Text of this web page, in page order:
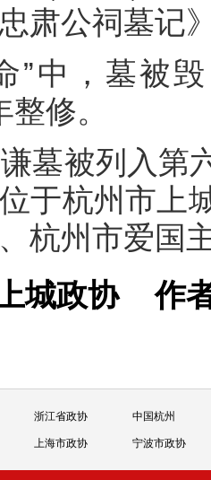
肃公祠墓记
”中，墓被
修。
墓被列入第
于杭州市上
杭州市爱国
上城政协作
浙江省政协 中国杭州
上海市政协 宁波市政协